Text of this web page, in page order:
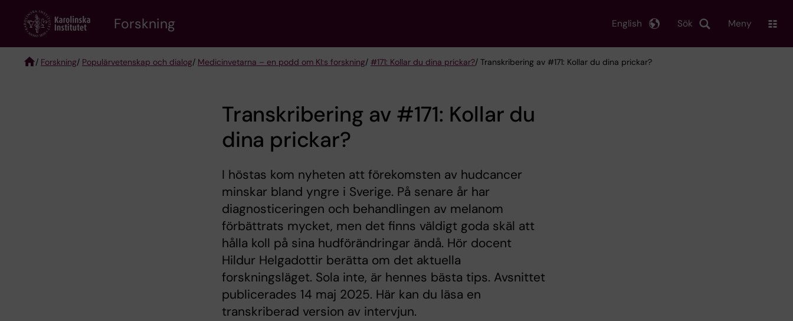
content
Forskning Sök
English Meny
/ Forskning/ Populärvetenskap och dialog/ Medicinvetarna – en podd om KI:s forskning/ #171: Kollar du dina prickar?/ Transkribering av #171: Kollar du dina prickar?
Transkribering av #171: Kollar du
dina prickar?
I höstas kom nyheten att förekomsten av hudcancer
minskar bland yngre i Sverige. På senare år har
diagnosticeringen och behandlingen av melanom
förbättrats mycket, men det finns väldigt goda skäl att
hålla koll på sina hudförändringar ändå. Hör docent
Hildur Helgadottir berätta om det aktuella
forskningsläget. Sola inte, är hennes bästa tips. Avsnittet
publicerades 14 maj 2025. Här kan du läsa en
transkriberad version av intervjun.